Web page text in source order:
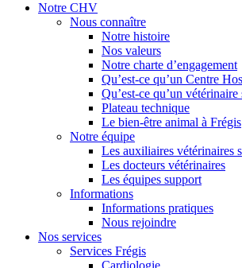
Notre CHV
Nous connaître
Notre histoire
Nos valeurs
Notre charte d’engagement
Qu’est-ce qu’un Centre
Qu’est-ce qu’un vétérinaire
Plateau technique
Le bien-être animal à Frégis
Notre équipe
Les auxiliaires vétérinaires
Les docteurs vétérinaires
Les équipes support
Informations
Informations pratiques
Nous rejoindre
Nos services
Services Frégis
Cardiologie